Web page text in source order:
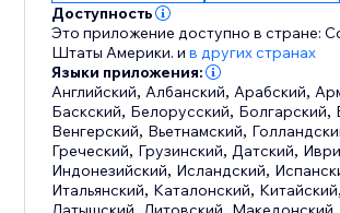
Доступность
Это приложение доступно в стране:
Штаты Америки. и в других странах
Языки приложения:
Английский, Албанский, Арабский,
Баскский, Белорусский, Болгарский,
Венгерский, Вьетнамский,
Греческий, Грузинский, Датский,
Индонезийский, Исландский,
Итальянский, Каталонский, Китайский,